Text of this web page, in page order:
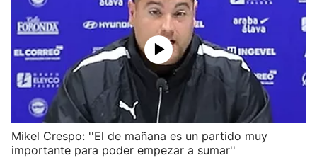
Ciclismo
Herri-kirolak
Balonmano
Kirolak 360
Mikel Crespo: ''El de mañana es un partido muy
importante para poder empezar a sumar''